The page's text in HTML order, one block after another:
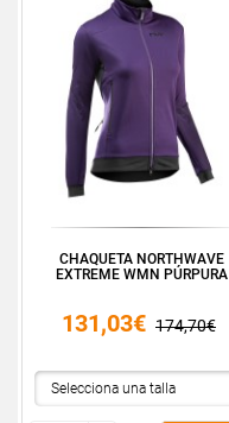
CHAQUETA NORTHWAVE
EXTREME WMN PÚRPURA
131,03€ 174,70€